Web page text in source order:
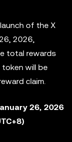
of the X
2026,
total rewards
token will be
claim.
26, 2026